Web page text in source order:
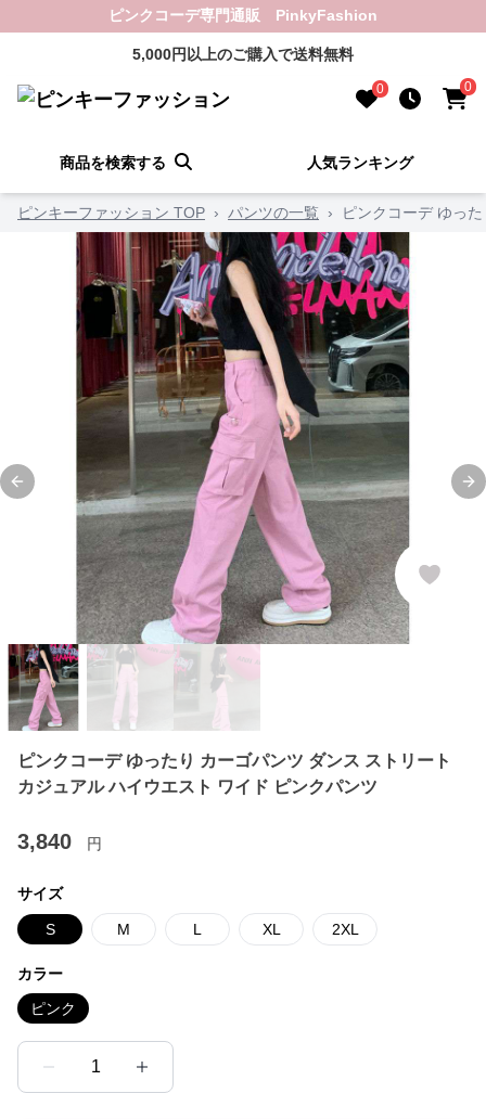
ピンクコーデ専門通販 PinkyFashion
5,000円以上のご購入で送料無料
0 0
商品を検索する 人気ランキング
ピンキーファッション TOP › パンツの一覧 › ピンクコーデ ゆっ
Previous slide
ピンクコーデ ゆったり カーゴパンツ ダンス ストリート
カジュアル ハイウエスト ワイド ピンクパンツ
3,840 円
サイズ
S M L XL 2XL
カラー
ピンク
1